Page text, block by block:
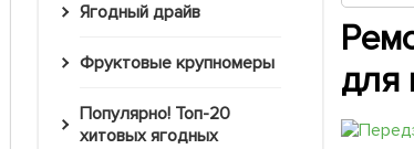
Ягодный драйв
Фруктовые крупномеры
Популярно! Топ-20
хитовых ягодных
для